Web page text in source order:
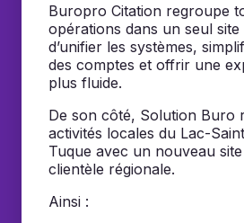
Buropro Citation regroupe
opérations dans un seul
d’unifier les systèmes,
des comptes et offrir une
plus fluide.
De son côté, Solution Buro
activités locales du Lac-
Tuque avec un nouveau
clientèle régionale.
Ainsi :